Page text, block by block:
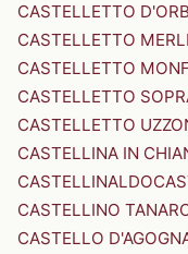
CASTELLETTO
CASTELLETTO MERLI
CASTELLETTO
CASTELLETTO
CASTELLETTO
CASTELLINA IN
CASTELLINALDO
CASTELLINO
CASTELLO